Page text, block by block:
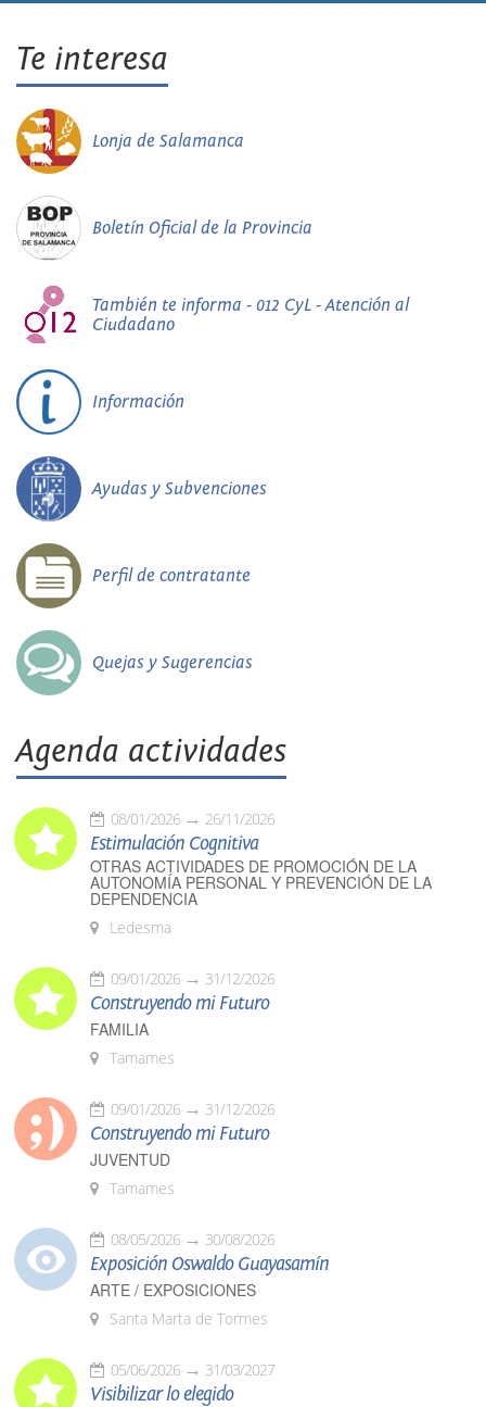
Te interesa
Lonja de Salamanca
Boletín Oficial de la Provincia
También te informa - 012 CyL - Atención al
Ciudadano
Información
Ayudas y Subvenciones
Perfil de contratante
Quejas y Sugerencias
Agenda actividades
08/01/2026 26/11/2026
Estimulación Cognitiva
OTRAS ACTIVIDADES DE PROMOCIÓN DE LA
AUTONOMÍA PERSONAL Y PREVENCIÓN DE LA
DEPENDENCIA
Ledesma
09/01/2026 31/12/2026
Construyendo mi Futuro
FAMILIA
Tamames
09/01/2026 31/12/2026
Construyendo mi Futuro
JUVENTUD
Tamames
08/05/2026 30/08/2026
Exposición Oswaldo Guayasamín
ARTE / EXPOSICIONES
Santa Marta de Tormes
05/06/2026 31/03/2027
Visibilizar lo elegido